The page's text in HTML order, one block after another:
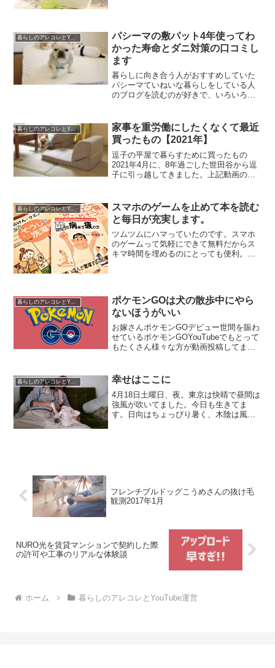
て、今回の収穫祭は「成...
暮らしのアレコレとYouTube運営
パシーマの敷パット4年使ってわ
かった寿命とダニ対策の口コミし
ます
暮らしに向き合う人がおすすめしていた
パシーマていねいな暮らしをしている人
のブログを読むのが好きで、いろいろな
いた寝具にパシーマがあります。結構な
お値段するけど、「一度使...
暮らしのアレコレとYouTube運営
家事を重労働にしたくなくて最近
買ったもの【2021年】
逗子の平屋で暮らすために買ったもの
2021年4月に、8年過ごした世田谷から逗
子に引っ越してきました。上記動画のよ
くない。今回は、都内のマンションから
神奈川の平屋で暮らす...
暮らしのアレコレとYouTube運営
スマホのゲームを止めて本を読む
と毎日が充実します。
ツムツムにハマっていたのです。スマホ
のゲームって気軽にできて無料だからス
キマ時間を埋めるのにとっても便利。そ
暮らしのアレコレとYouTube運営
ポケモンGOは犬の散歩中にやら
ないほうがいい
お嫁さんポケモンGOデビュー世間を賑わ
せているポケモンGOYouTubeでもとって
もたくさん様々な方が動画投稿してまし
と一緒にたのしむアプリだろうなそう思
ってスルーしてい...
暮らしのアレコレとYouTube運営 幸せはここに
4月18日土曜日、夜。東京は快晴で昼間は
強風が吹いてました。今日も生きてま
す。日向はちょっぴり暑く、木陰は風も
フレンチブルドッグこうめさんの抜け毛
観測2017年1月
NURO光を賃貸マンションで契約した際
の許可や工事のリアルな体験談
ホーム 暮らしのアレコレとYouTube運営